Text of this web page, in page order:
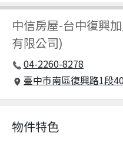
中信房屋-台中復興
有限公司)
04-2260-8278
臺中市南區復興路1段
物件特色